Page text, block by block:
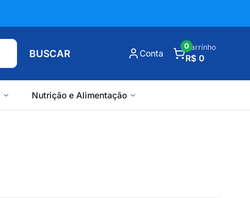
BUSCAR Conta
Carrinho
R$ 0
0
Nutrição e Alimentação